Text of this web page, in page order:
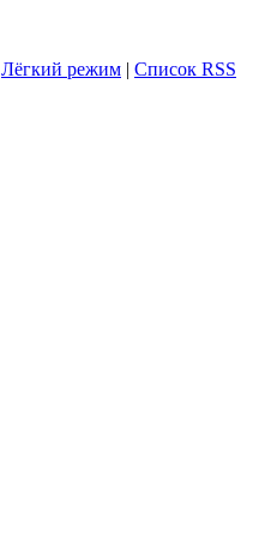
Лёгкий режим | Список RSS